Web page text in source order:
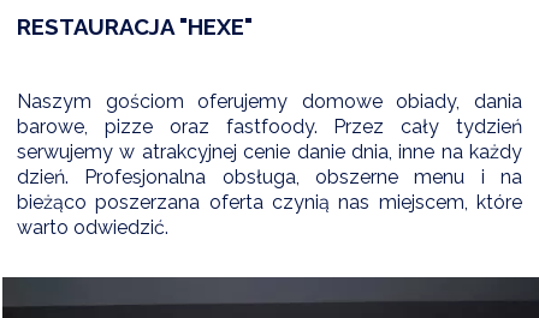
RESTAURACJA "HEXE"
Naszym gościom oferujemy domowe obiady, dania
barowe, pizze oraz fastfoody. Przez cały tydzień
serwujemy w atrakcyjnej cenie danie dnia, inne na każdy
dzień. Profesjonalna obsługa, obszerne menu i na
bieżąco poszerzana oferta czynią nas miejscem, które
warto odwiedzić.